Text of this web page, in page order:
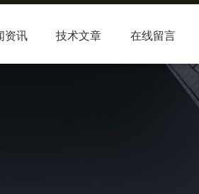
资讯 技术文章 在线留言